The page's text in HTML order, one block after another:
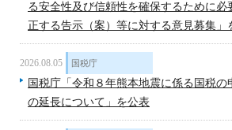
る安全性及び信頼性を確保するために必
正する告示（案）等に対する意見募集」
2026.08.05 国税庁
国税庁「令和８年熊本地震に係る国税の
の延長について」を公表